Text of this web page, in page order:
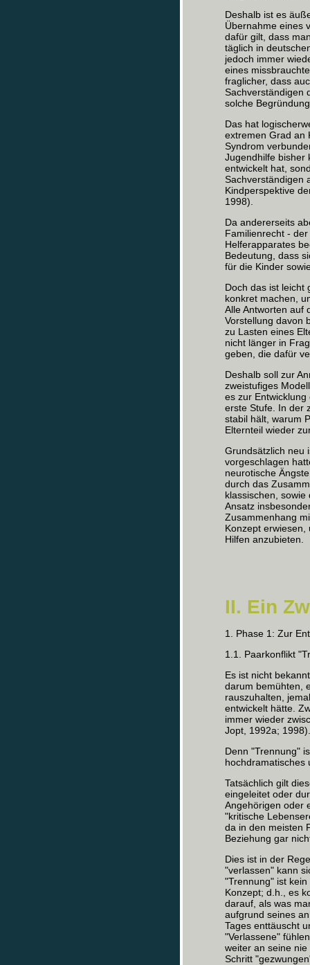
Deshalb ist es
Übernahme eines
dafür gilt, dass
täglich in
jedoch immer
eines
fraglicher, dass
Sachverständigen
solche
Das hat
extremen Grad an
Syndrom
Jugendhilfe bisher
entwickelt hat,
Sachverständigen
Kindperspektive
1998).
Da andererseits
Familienrecht -
Helferapparates
Bedeutung, dass
für die Kinder
Doch das ist leicht
konkret machen,
Alle Antworten auf
Vorstellung davon
zu Lasten eines
nicht länger in
geben, die dafür
Deshalb soll zur
zweistufiges
es zur
erste Stufe. In der
stabil hält, warum
Elternteil wieder
Grundsätzlich neu
vorgeschlagen
neurotische
durch das
klassischen,
Ansatz
Zusammenhang
Konzept
Hilfen anzubieten.
II. Ein
1. Phase 1: Zur
1.1. Paarkonflikt
Es ist nicht
darum bemühten,
rauszuhalten,
entwickelt hätte.
immer wieder
Jopt, 1992a; 1998).
Denn "Trennung"
hochdramatisches
Tatsächlich gilt
eingeleitet oder
Angehörigen oder
"kritische
da in den meisten
Beziehung gar
Dies ist in der
"verlassen" kann
"Trennung" ist
Konzept; d.h., es
darauf, als was
aufgrund seines
Tages enttäuscht
"Verlassene"
weiter an seine
Schritt